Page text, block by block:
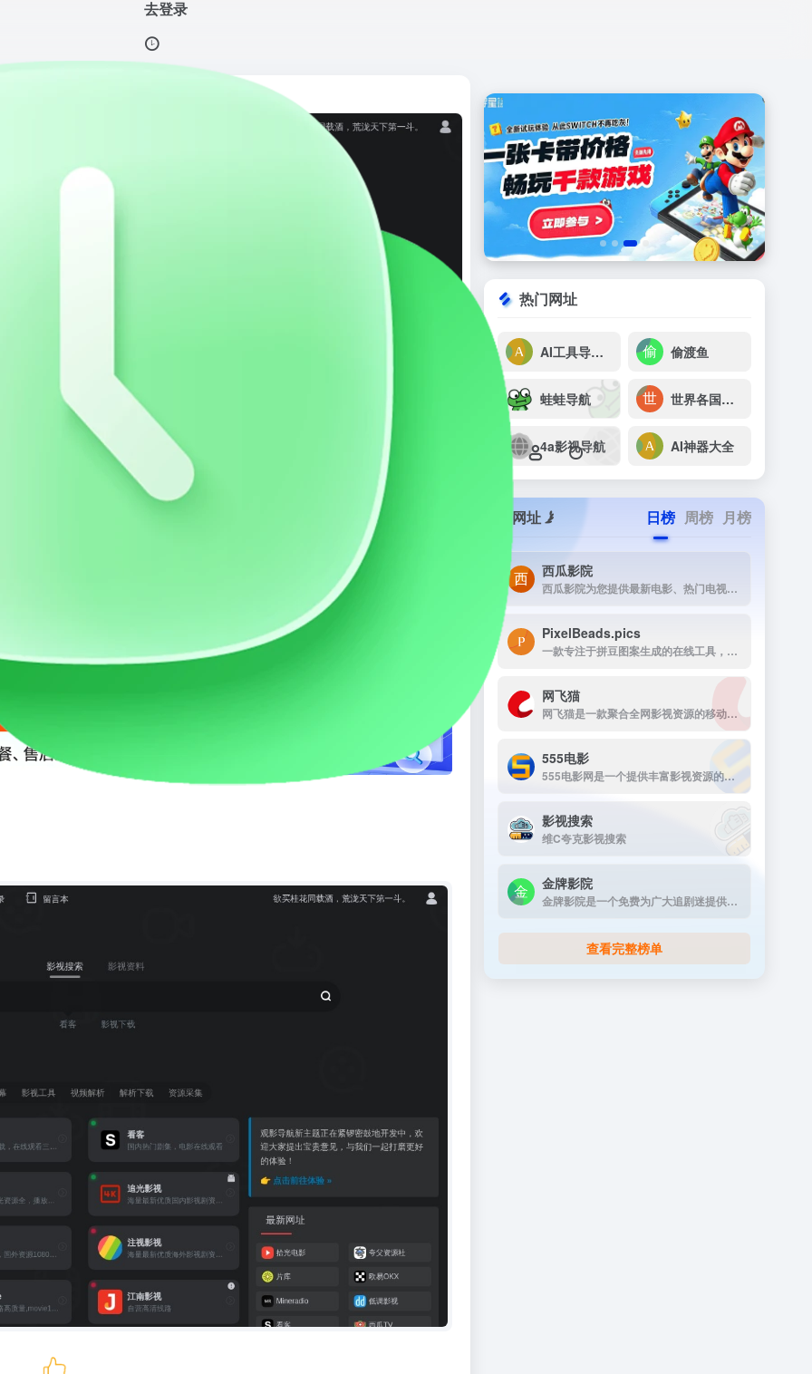
去登录
AI账号购买
热门网址
AI工具导航(AIG123) 偷渡鱼
蛙蛙导航 世界各国网址大全
4a影视导航 AI神器大全
网址 日榜 周榜 月榜
西瓜影院
西瓜影院为您提供最新电影、热门电视剧、综艺动漫免费在线观看，高清流畅无广告，海量片源每日更新，打造极致观影体验。
PixelBeads.pics
一款专注于拼豆图案生成的在线工具，用户只需上传任意照片或图片，即可一键将其像素化为可打印的拼豆图稿。
网飞猫
网飞猫是一款聚合全网影视资源的移动端播放应用，主打免费、高画...
555电影
555电影网是一个提供丰富影视资源的在线观看平台，致力于为用户提供高清、无广告的观影体验。该网站涵盖多种类型的影视内容，包括电影、电视剧、动漫、综艺等，满足不同观众的需求。
影视搜索
维C夸克影视搜索
金牌影院
金牌影院是一个免费为广大追剧迷提供在线播放的影视站，涵盖大量免费的VIP电视剧资源、最新上映大片、好看的综艺节目及动漫视频，是一个播放速度快，资源多的免费影视网站
查看完整榜单